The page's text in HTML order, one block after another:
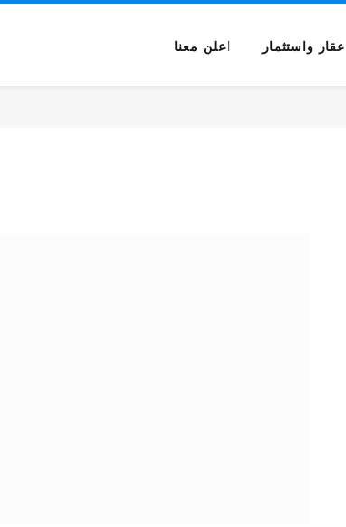
عقار واستثمار اعلن معنا